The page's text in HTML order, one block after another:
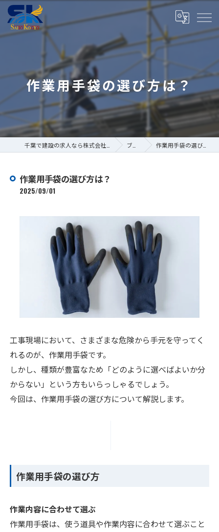
作業用手袋の選び方は？
ブログ 作業用手袋の選び方は？
作業用手袋の選び方は？
2025/09/01
工事現場において、さまざまな危険から手元を守ってく
れるのが、作業用手袋です。
しかし、種類が豊富なため「どのように選べばよいか分
からない」という方もいらっしゃるでしょう。
今回は、作業用手袋の選び方について解説します。
作業用手袋の選び方
作業内容に合わせて選ぶ
作業用手袋は、使う道具や作業内容に合わせて選ぶこと